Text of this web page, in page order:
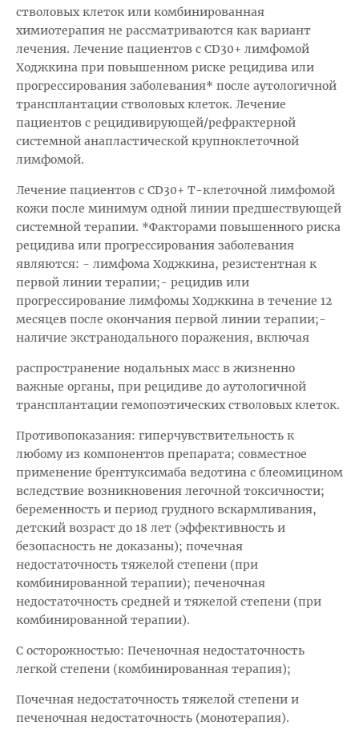
стволовых клеток или комбинированная
химиотерапия не рассматриваются как вариант
лечения. Лечение пациентов с CD30+ лимфомой
Ходжкина при повышенном риске рецидива или
прогрессирования заболевания* после аутологичной
трансплантации стволовых клеток. Лечение
пациентов с рецидивирующей/рефрактерной
системной анапластической крупноклеточной
лимфомой.
Лечение пациентов с CD30+ Т-клеточной лимфомой
кожи после минимум одной линии предшествующей
системной терапии. *Факторами повышенного риска
рецидива или прогрессирования заболевания
являются: - лимфома Ходжкина, резистентная к
первой линии терапии;- рецидив или
прогрессирование лимфомы Ходжкина в течение 12
месяцев после окончания первой линии терапии;-
наличие экстранодального поражения, включая
распространение нодальных масс в жизненно
важные органы, при рецидиве до аутологичной
трансплантации гемопоэтических стволовых клеток.
Противопоказания: гиперчувствительность к
любому из компонентов препарата; совместное
применение брентуксимаба ведотина с блеомицином
вследствие возникновения легочной токсичности;
беременность и период грудного вскармливания,
детский возраст до 18 лет (эффективность и
безопасность не доказаны); почечная
недостаточность тяжелой степени (при
комбинированной терапии); печеночная
недостаточность средней и тяжелой степени (при
комбинированной терапии).
С осторожностью: Печеночная недостаточность
легкой степени (комбинированная терапия);
Почечная недостаточность тяжелой степени и
печеночная недостаточность (монотерапия).